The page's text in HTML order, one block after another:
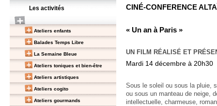
Les activités
Ateliers enfants
Balades Temps Libre
La Semaine Bleue
Ateliers toniques et bien-être
Ateliers artistiques
Ateliers cogito
Ateliers gourmands
CINÉ-CONFERENCE
« Un an à Paris »
UN FILM RÉALISÉ ET
Mardi 14 décembre à 20h30
Sous le soleil ou sous la pluie,
ou sous un manteau de neige,
intellectuelle, charmeuse,